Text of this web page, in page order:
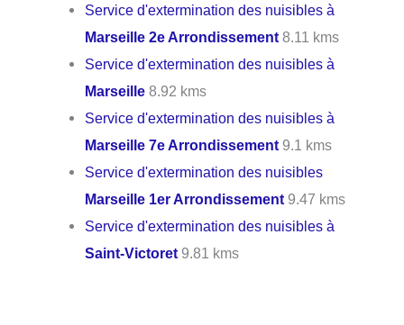
Service d'extermination des nuisibles à
Marseille 2e Arrondissement 8.11 kms
Service d'extermination des nuisibles à
Marseille 8.92 kms
Service d'extermination des nuisibles à
Marseille 7e Arrondissement 9.1 kms
Service d'extermination des nuisibles
Marseille 1er Arrondissement 9.47 kms
Service d'extermination des nuisibles à
Saint-Victoret 9.81 kms